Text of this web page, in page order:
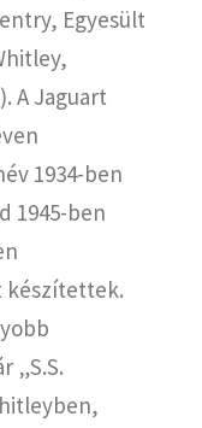
Egyesült
A Jaguart
1934-ben
1945-ben
készítettek.
„S.S.